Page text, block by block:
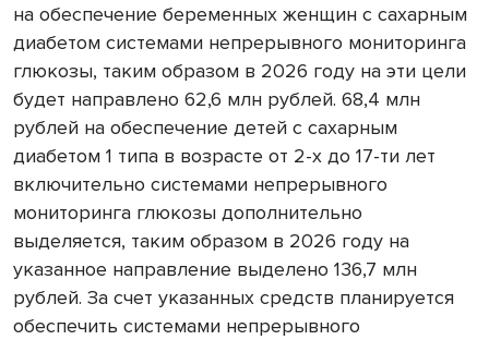
на обеспечение беременных женщин с сахарным
диабетом системами непрерывного мониторинга
глюкозы, таким образом в 2026 году на эти цели
будет направлено 62,6 млн рублей. 68,4 млн
рублей на обеспечение детей с сахарным
диабетом 1 типа в возрасте от 2-х до 17-ти лет
включительно системами непрерывного
мониторинга глюкозы дополнительно
выделяется, таким образом в 2026 году на
указанное направление выделено 136,7 млн
рублей. За счет указанных средств планируется
обеспечить системами непрерывного